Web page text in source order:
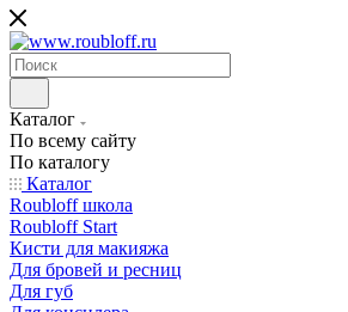
Каталог
По всему сайту
По каталогу
Каталог
Roubloff школа
Roubloff Start
Кисти для макияжа
Для бровей и ресниц
Для губ